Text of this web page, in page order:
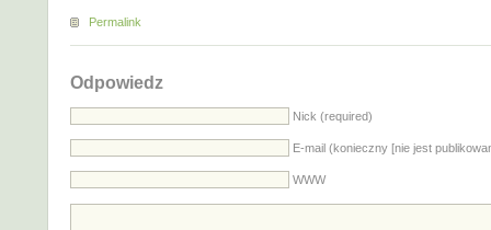
Permalink
Odpowiedz
Nick (required)
E-mail (konieczny [nie jest
WWW